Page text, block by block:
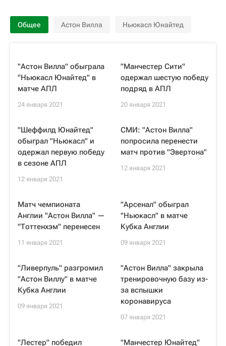
Общее Астон Вилла Ньюкасл Юнайтед
"Астон Вилла" обыграла
"Ньюкасл Юнайтед" в
матче АПЛ
24 января 2021
"Манчестер Сити"
одержал шестую победу
подряд в АПЛ
20 января 2021
"Шеффилд Юнайтед"
обыграл "Ньюкасл" и
одержал первую победу
в сезоне АПЛ
12 января 2021
СМИ: "Астон Вилла"
попросила перенести
матч против "Эвертона"
12 января 2021
Матч чемпионата
Англии "Астон Вилла" —
"Тоттенхэм" перенесен
11 января 2021
"Арсенал" обыграл
"Ньюкасл" в матче
Кубка Англии
09 января 2021
"Ливерпуль" разгромил
"Астон Виллу" в матче
Кубка Англии
09 января 2021
"Астон Вилла" закрыла
тренировочную базу из-
за вспышки
коронавируса
07 января 2021
"Лестер" победил
"Манчестер Юнайтед"